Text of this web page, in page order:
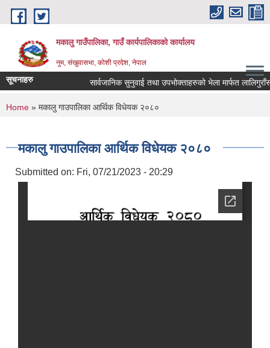
Skip to main content
मकालु गाउँपालिका, गाउँ कार्यपालिकाको कार्यालय
नुम, संखुवासभा, कोशी प्रदेश, नेपाल
सूचनाहरु सार्वजानिक सुनुवाई तथा उपभोक्ताहरुको भेला मार्फत लालिगुराँस
You are here
Home » मकालु गाउपालिका आर्थिक विधेयक २०८०
मकालु गाउपालिका आर्थिक विधेयक २०८०
Submitted on: Fri, 07/21/2023 - 20:29